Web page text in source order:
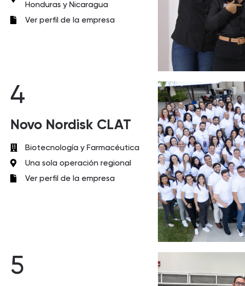
Honduras y Nicaragua
Ver perfil de la empresa
4
Novo Nordisk CLAT
Biotecnología y Farmacéutica
Una sola operación regional
Ver perfil de la empresa
5